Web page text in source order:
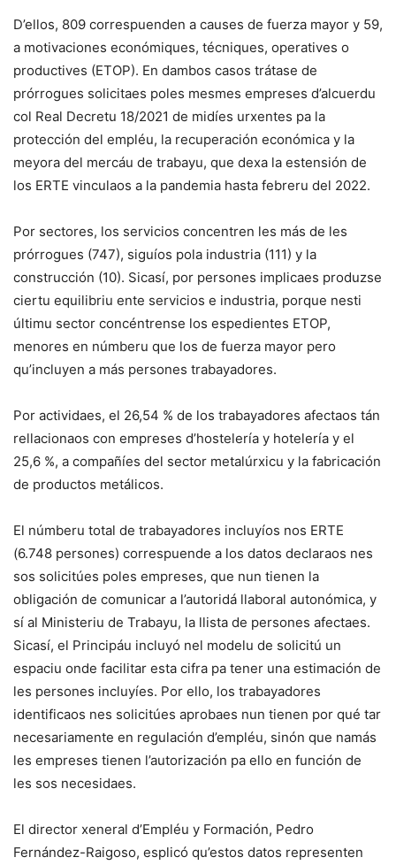
D’ellos, 809 correspuenden a causes de fuerza mayor y 59,
a motivaciones económiques, técniques, operatives o
productives (ETOP). En dambos casos trátase de
prórrogues solicitaes poles mesmes empreses d’alcuerdu
col Real Decretu 18/2021 de midíes urxentes pa la
protección del empléu, la recuperación económica y la
meyora del mercáu de trabayu, que dexa la estensión de
los ERTE vinculaos a la pandemia hasta febreru del 2022.
Por sectores, los servicios concentren les más de les
prórrogues (747), siguíos pola industria (111) y la
construcción (10). Sicasí, por persones implicaes produzse
ciertu equilibriu ente servicios e industria, porque nesti
últimu sector concéntrense los espedientes ETOP,
menores en númberu que los de fuerza mayor pero
qu’incluyen a más persones trabayadores.
Por actividaes, el 26,54 % de los trabayadores afectaos tán
rellacionaos con empreses d’hostelería y hotelería y el
25,6 %, a compañíes del sector metalúrxicu y la fabricación
de productos metálicos.
El númberu total de trabayadores incluyíos nos ERTE
(6.748 persones) correspuende a los datos declaraos nes
sos solicitúes poles empreses, que nun tienen la
obligación de comunicar a l’autoridá llaboral autonómica, y
sí al Ministeriu de Trabayu, la llista de persones afectaes.
Sicasí, el Principáu incluyó nel modelu de solicitú un
espaciu onde facilitar esta cifra pa tener una estimación de
les persones incluyíes. Por ello, los trabayadores
identificaos nes solicitúes aprobaes nun tienen por qué tar
necesariamente en regulación d’empléu, sinón que namás
les empreses tienen l’autorización pa ello en función de
les sos necesidaes.
El director xeneral d’Empléu y Formación, Pedro
Fernández-Raigoso, esplicó qu’estos datos representen